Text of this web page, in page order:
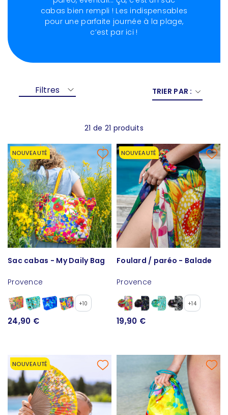
cabas bien rempli ! Les indispensables
pour une parfaite journée à la plage,
c’est par ici !
Filtres TRIER PAR :
21 de 21 produits
NOUVEAUTÉ
Sac cabas - My Daily Bag
Provence
+10
24,90 €
NOUVEAUTÉ
Foulard / paréo - Balade
Provence
+14
19,90 €
NOUVEAUTÉ